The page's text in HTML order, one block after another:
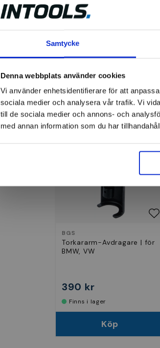
Samtycke
Denna webbplats använder cookies
Vi använder enhetsidentifierare för att
sociala medier och analysera vår trafik. Vi
till de sociala medier och annons- och
med annan information som du har
Torkararm-Avdragare, 2-
armad
378 kr
Finns i lager
Köp
BGS
Torkararm-Avdragare | för
BMW, VW
390 kr
Finns i lager
Köp